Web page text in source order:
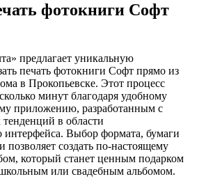
фотокниги Софт
предлагает уникальную
печать фотокниги Софт прямо из
в Прокопьевске. Этот процесс
минут благодаря удобному
приложению, разработанным с
в области
интерфейса. Выбор формата, бумаги
позволяет создать по-настоящему
который станет ценным подарком
или свадебным альбомом.